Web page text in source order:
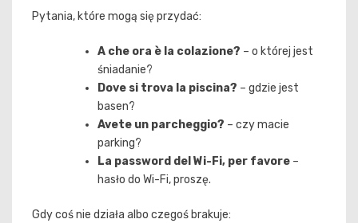
Pytania, które mogą się przydać:
A che ora è la colazione? – o której jest
śniadanie?
Dove si trova la piscina? – gdzie jest
basen?
Avete un parcheggio? – czy macie
parking?
La password del Wi-Fi, per favore –
hasło do Wi-Fi, proszę.
Gdy coś nie działa albo czegoś brakuje: